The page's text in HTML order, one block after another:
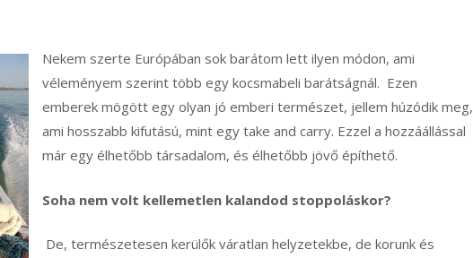
Nekem szerte Európában sok barátom lett ilyen módon, ami
véleményem szerint több egy kocsmabeli barátságnál. Ezen
emberek mögött egy olyan jó emberi természet, jellem húzódik meg,
ami hosszabb kifutású, mint egy take and carry. Ezzel a hozzáállással
már egy élhetőbb társadalom, és élhetőbb jövő építhető.
Soha nem volt kellemetlen kalandod stoppoláskor?
De, természetesen kerülők váratlan helyzetekbe, de korunk és